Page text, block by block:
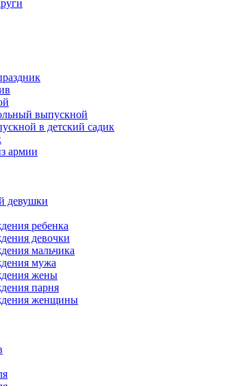
выпускной
в детский садик
армии
девушки
ребенка
девочки
мальчика
мужа
жены
парня
женщины